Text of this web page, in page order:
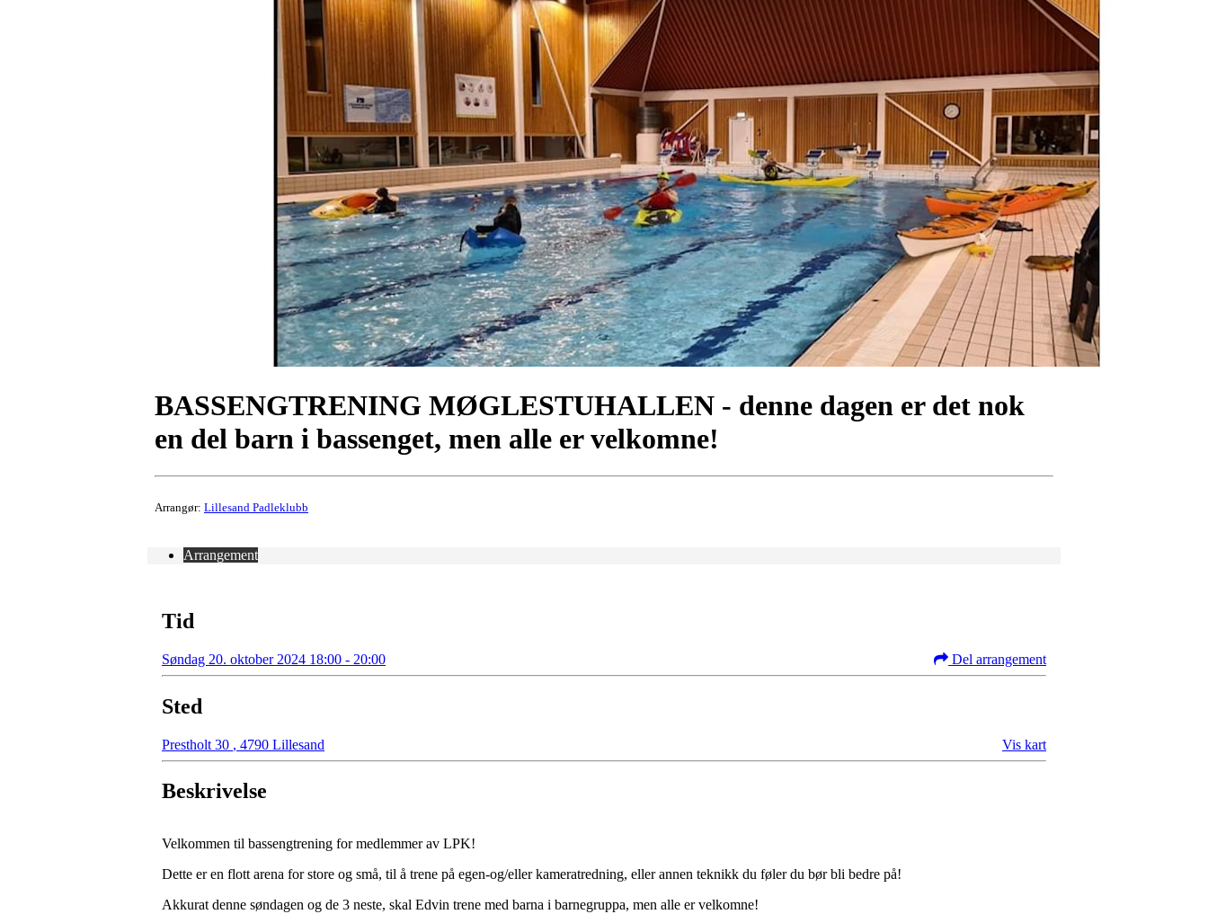
BASSENGTRENING MØGLESTUHALLEN - denne dagen er det nok
en del barn i bassenget, men alle er velkomne!
Arrangør: Lillesand Padleklubb
Arrangement
Tid
Søndag 20. oktober 2024 18:00 - 20:00 Del arrangement
Sted
Prestholt 30 , 4790 Lillesand Vis kart
Beskrivelse
Velkommen til bassengtrening for medlemmer av LPK!
Dette er en flott arena for store og små, til å trene på egen-og/eller kameratredning, eller annen teknikk du føler du bør bli bedre på!
Akkurat denne søndagen og de 3 neste, skal Edvin trene med barna i barnegruppa, men alle er velkomne!